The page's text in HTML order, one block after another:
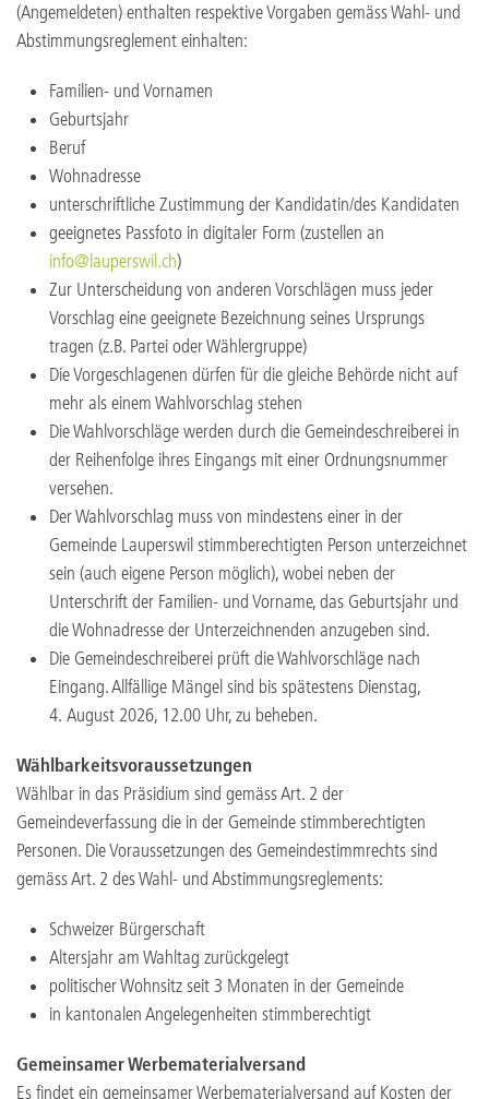
(Angemeldeten) enthalten respektive Vorgaben gemäss Wahl- und
Abstimmungsreglement einhalten:
Familien- und Vornamen
Geburtsjahr
Beruf
Wohnadresse
unterschriftliche Zustimmung der Kandidatin/des Kandidaten
geeignetes Passfoto in digitaler Form (zustellen an
info@lauperswil.ch)
Zur Unterscheidung von anderen Vorschlägen muss jeder
Vorschlag eine geeignete Bezeichnung seines Ursprungs
tragen (z.B. Partei oder Wählergruppe)
Die Vorgeschlagenen dürfen für die gleiche Behörde nicht auf
mehr als einem Wahlvorschlag stehen
Die Wahlvorschläge werden durch die Gemeindeschreiberei in
der Reihenfolge ihres Eingangs mit einer Ordnungsnummer
versehen.
Der Wahlvorschlag muss von mindestens einer in der
Gemeinde Lauperswil stimmberechtigten Person unterzeichnet
sein (auch eigene Person möglich), wobei neben der
Unterschrift der Familien- und Vorname, das Geburtsjahr und
die Wohnadresse der Unterzeichnenden anzugeben sind.
Die Gemeindeschreiberei prüft die Wahlvorschläge nach
Eingang. Allfällige Mängel sind bis spätestens Dienstag,
4. August 2026, 12.00 Uhr, zu beheben.
Wählbarkeitsvoraussetzungen
Wählbar in das Präsidium sind gemäss Art. 2 der
Gemeindeverfassung die in der Gemeinde stimmberechtigten
Personen. Die Voraussetzungen des Gemeindestimmrechts sind
gemäss Art. 2 des Wahl- und Abstimmungsreglements:
Schweizer Bürgerschaft
Altersjahr am Wahltag zurückgelegt
politischer Wohnsitz seit 3 Monaten in der Gemeinde
in kantonalen Angelegenheiten stimmberechtigt
Gemeinsamer Werbematerialversand
Es findet ein gemeinsamer Werbematerialversand auf Kosten der